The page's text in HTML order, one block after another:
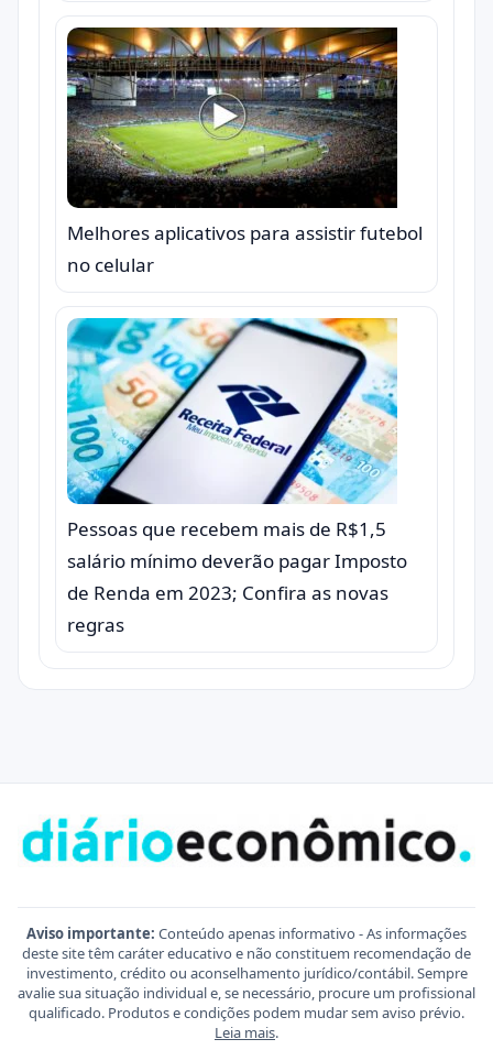
Melhores aplicativos para assistir futebol
no celular
Pessoas que recebem mais de R$1,5
salário mínimo deverão pagar Imposto
de Renda em 2023; Confira as novas
regras
Aviso importante: Conteúdo apenas informativo - As informações
deste site têm caráter educativo e não constituem recomendação de
investimento, crédito ou aconselhamento jurídico/contábil. Sempre
avalie sua situação individual e, se necessário, procure um profissional
qualificado. Produtos e condições podem mudar sem aviso prévio.
Leia mais.